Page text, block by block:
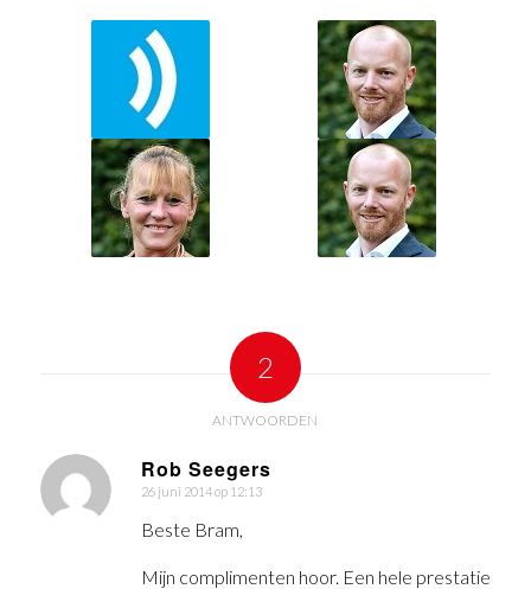
2
ANTWOORDEN
Rob Seegers
zegt:
26 juni 2014 op 12:13
Beste Bram,
Mijn complimenten hoor. Een hele prestatie